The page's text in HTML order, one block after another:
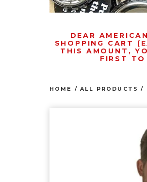
DEAR
SHOPPING CART
THIS AMOUNT,
FIRST TO
HOME /ALL PRODUCTS /